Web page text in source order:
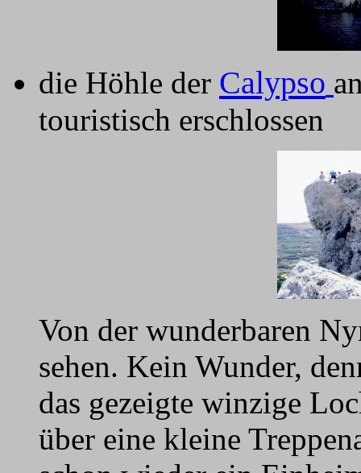
die Höhle der Calypso
touristisch erschlossen
Von der wunderbaren
sehen. Kein Wunder,
das gezeigte winzige
über eine kleine